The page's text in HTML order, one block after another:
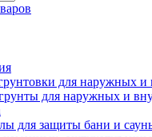
для наружных и
для наружных и
для защиты бани и